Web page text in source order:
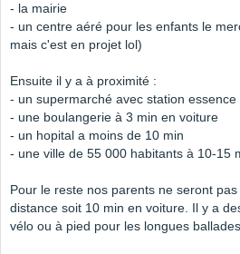
- la mairie
- un centre aéré pour les enfants le
mais c'est en projet lol)
Ensuite il y a à proximité :
- un supermarché avec station
- une boulangerie à 3 min en voiture
- un hopital a moins de 10 min
- une ville de 55 000 habitants à 10-15
Pour le reste nos parents ne seront
distance soit 10 min en voiture. Il y a
vélo ou à pied pour les longues